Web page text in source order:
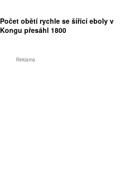
Počet obětí rychle se šířící eboly v
Kongu přesáhl 1800
Reklama